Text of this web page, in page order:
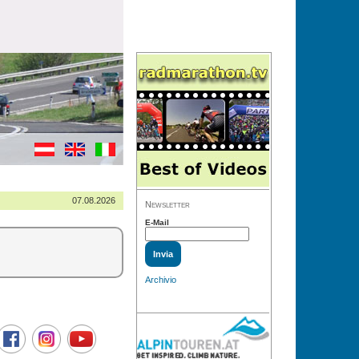
07.08.2026 Newsletter
E-Mail
Archivio